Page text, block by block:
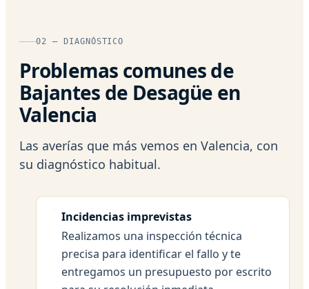
02 — DIAGNÓSTICO
Problemas comunes de
Bajantes de Desagüe en
Valencia
Las averías que más vemos en Valencia, con
su diagnóstico habitual.
Incidencias imprevistas
Realizamos una inspección técnica
precisa para identificar el fallo y te
entregamos un presupuesto por escrito